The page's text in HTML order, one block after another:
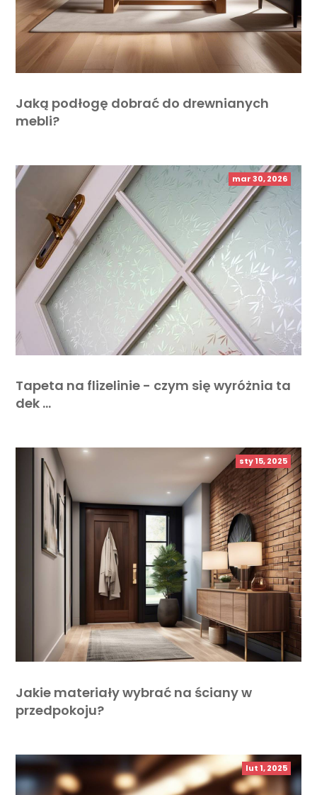
Jaką podłogę dobrać do drewnianych
mebli?
mar 30, 2026
Tapeta na flizelinie - czym się wyróżnia ta
dek …
sty 15, 2025
Jakie materiały wybrać na ściany w
przedpokoju?
lut 1, 2025